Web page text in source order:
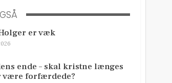
er væk
ende – skal kristne længes
være forfærdede?